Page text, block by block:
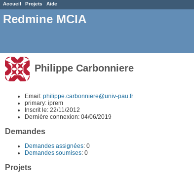
Accueil Projets Aide
Redmine MCIA
Philippe Carbonniere
Email: philippe.carbonniere@univ-pau.fr
primary: iprem
Inscrit le: 22/11/2012
Dernière connexion: 04/06/2019
Demandes
Demandes assignées: 0
Demandes soumises: 0
Projets